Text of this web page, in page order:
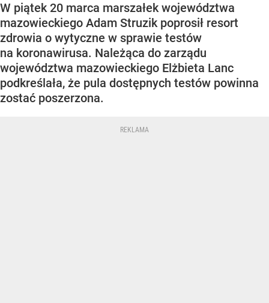
W piątek 20 marca marszałek województwa
mazowieckiego Adam Struzik poprosił resort
zdrowia o wytyczne w sprawie testów
na koronawirusa. Należąca do zarządu
województwa mazowieckiego Elżbieta Lanc
podkreślała, że pula dostępnych testów powinna
zostać poszerzona.